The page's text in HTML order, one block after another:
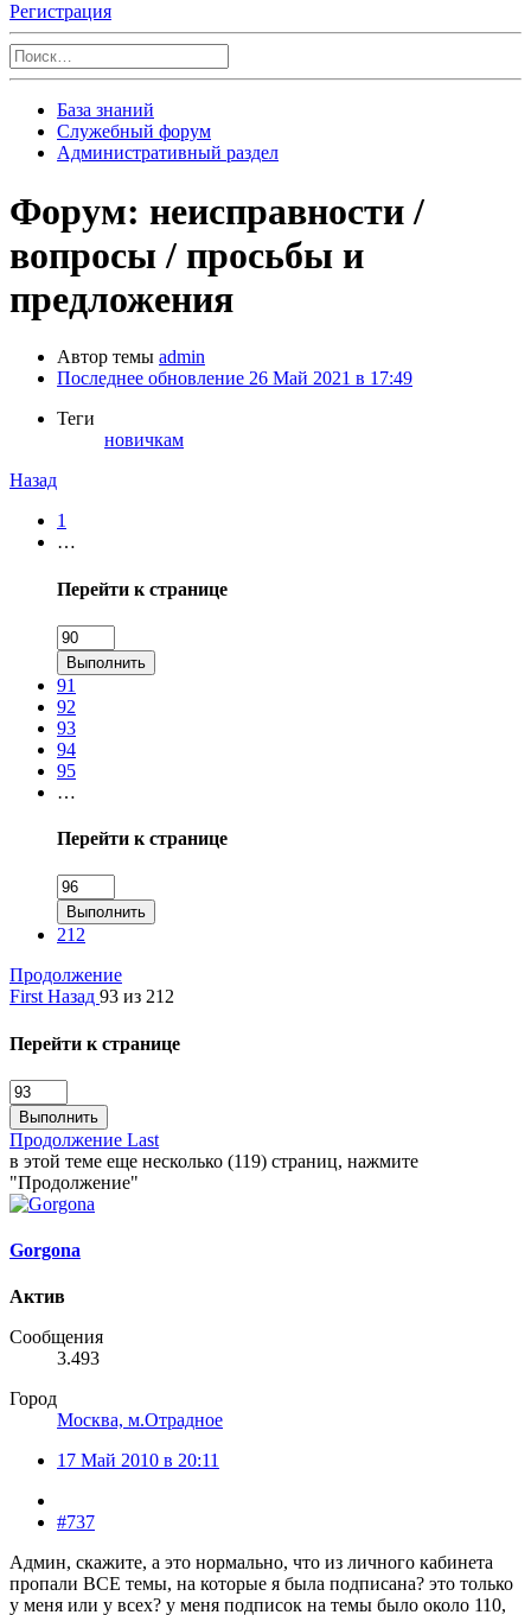
Регистрация
База знаний
Служебный форум
Административный раздел
Форум: неисправности /
вопросы / просьбы и
предложения
Автор темы admin
Последнее обновление 26 Май 2021 в 17:49
Теги
новичкам
Назад
1
…
Перейти к странице
Выполнить
91
92
93
94
95
…
Перейти к странице
Выполнить
212
Продолжение
First Назад 93 из 212
Перейти к странице
Выполнить
Продолжение Last
в этой теме еще несколько (119) страниц, нажмите
"Продолжение"
Gorgona
Актив
Сообщения
3.493
Город
Москва, м.Отрадное
17 Май 2010 в 20:11
#737
Админ, скажите, а это нормально, что из личного кабинета
пропали ВСЕ темы, на которые я была подписана? это только
у меня или у всех? у меня подписок на темы было около 110,